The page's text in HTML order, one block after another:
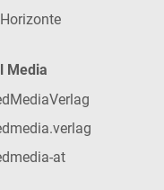
Media
at